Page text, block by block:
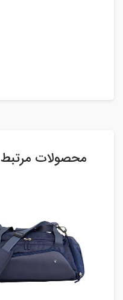
محصولات مرتبط